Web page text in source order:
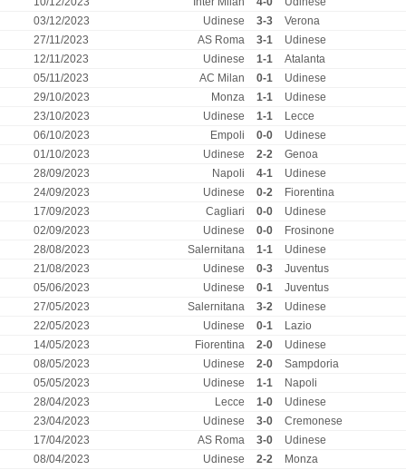
03/12/2023
Udinese 3-3
Verona
27/11/2023
AS Roma 3-1
Udinese
12/11/2023
Udinese 1-1
Atalanta
05/11/2023
AC Milan 0-1
Udinese
29/10/2023
Monza 1-1
Udinese
23/10/2023
Udinese 1-1
Lecce
06/10/2023
Empoli 0-0
Udinese
01/10/2023
Udinese 2-2
Genoa
28/09/2023
Napoli 4-1
Udinese
24/09/2023
Udinese 0-2
Fiorentina
17/09/2023
Cagliari 0-0
Udinese
02/09/2023
Udinese 0-0
Frosinone
28/08/2023
Salernitana 1-1
Udinese
21/08/2023
Udinese 0-3
Juventus
05/06/2023
Udinese 0-1
Juventus
27/05/2023
Salernitana 3-2
Udinese
22/05/2023
Udinese 0-1
Lazio
14/05/2023
Fiorentina 2-0
Udinese
08/05/2023
Udinese 2-0
Sampdoria
05/05/2023
Udinese 1-1
Napoli
28/04/2023
Lecce 1-0
Udinese
23/04/2023
Udinese 3-0
Cremonese
17/04/2023
AS Roma 3-0
Udinese
08/04/2023
Udinese 2-2
Monza